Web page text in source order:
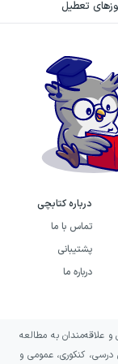
اثری برای
بی‌زن
خرده
برای
یا ترک
را در
درباره کتابچی
تماس با ما
پشتیبانی
درباره ما
علاقه‌مندان به مطالعه
کنکوری، عمومی و